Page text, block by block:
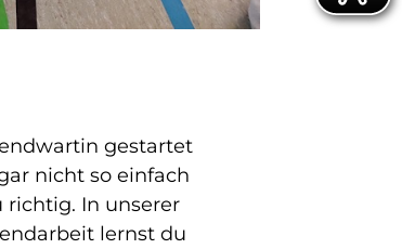
gestartet
nicht so einfach
richtig. In unserer
lernst du